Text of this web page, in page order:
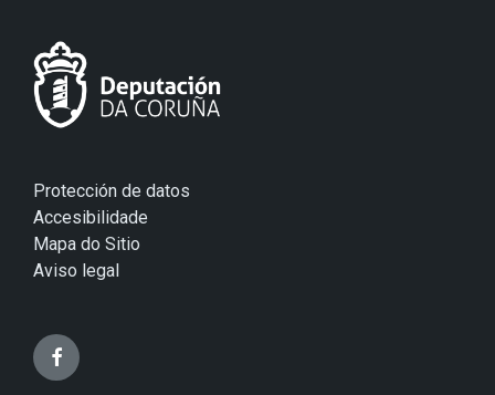
Protección de datos
Accesibilidade
Mapa do Sitio
Aviso legal